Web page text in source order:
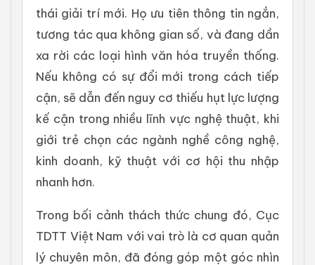
thái giải trí mới. Họ ưu tiên thông tin ngắn,
tương tác qua không gian số, và đang dần
xa rời các loại hình văn hóa truyền thống.
Nếu không có sự đổi mới trong cách tiếp
cận, sẽ dẫn đến nguy cơ thiếu hụt lực lượng
kế cận trong nhiều lĩnh vực nghệ thuật, khi
giới trẻ chọn các ngành nghề công nghệ,
kinh doanh, kỹ thuật với cơ hội thu nhập
nhanh hơn.
Trong bối cảnh thách thức chung đó, Cục
TDTT Việt Nam với vai trò là cơ quan quản
lý chuyên môn, đã đóng góp một góc nhìn